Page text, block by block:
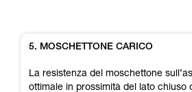
5. MOSCHETTONE CARICO
La resistenza del moschettone
ottimale in prossimità del lato chiuso